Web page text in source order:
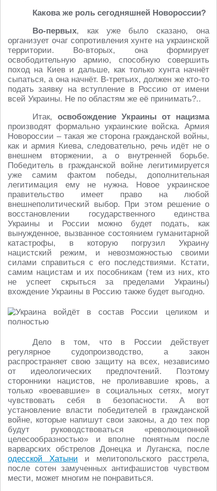
Какова же роль сегодняшней Новороссии?
Во-первых, как уже было сказано, она
организует очаг сопротивления хунте на украинской
территории. Во-вторых, она формирует
освободительную армию, способную совершить
поход на Киев и дальше, как только хунта начнёт
сыпаться, а она начнёт. В-третьих, должен же кто-то
подать заявку на вступление в Россию от имени
всей Украины. Не по областям же её принимать?..
Итак, освобождение Украины от нацизма
производят формально украинские войска. Армия
Новороссии – такая же сторона гражданской войны,
как и армия Киева, следовательно, речь идёт не о
внешнем вторжении, а о внутренней борьбе.
Победитель в гражданской войне легитимируется
уже самим фактом победы, дополнительная
легитимация ему не нужна. Новое украинское
правительство имеет право на любой
внешнеполитический выбор. При этом решение о
восстановлении государственного единства
Украины и России можно будет подать, как
вынужденное, вызванное состоянием гуманитарной
катастрофы, в которую погрузил Украину
нацистский режим, и невозможностью своими
силами справиться с его последствиями. Кстати,
самим нацистам и их пособникам (тем из них, кто
не успеет скрыться за пределами Украины)
вхождение Украины в Россию также будет выгодно.
Дело в том, что в России действует
регулярное судопроизводство, а закон
распространяет свою защиту на всех, независимо
от идеологических предпочтений. Поэтому
сторонники нацистов, не проливавшие кровь, а
только «воевавшие» в социальных сетях, могут
чувствовать себя в безопасности. А вот
установление власти победителей в гражданской
войне, которые напишут свои законы, а до тех пор
будут руководствоваться «революционной
целесообразностью» и вполне понятным после
варварских обстрелов Донецка и Луганска, после
одесской Хатыни и мелитопольского расстрела,
после сотен замученных антифашистов чувством
мести, может многим не понравиться.